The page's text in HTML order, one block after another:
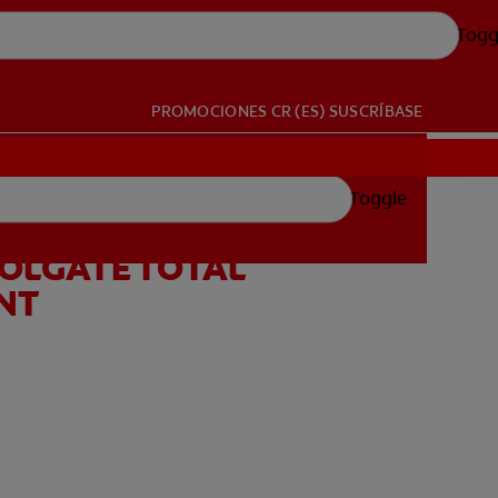
PROMOCIONES CR (ES) SUSCRÍBASE
Toggle
TOTAL